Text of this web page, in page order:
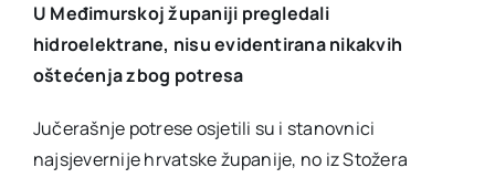
U Međimurskoj županiji pregledali
hidroelektrane, nisu evidentirana nikakvih
oštećenja zbog potresa
Jučerašnje potrese osjetili su i stanovnici
najsjevernije hrvatske županije, no iz Stožera